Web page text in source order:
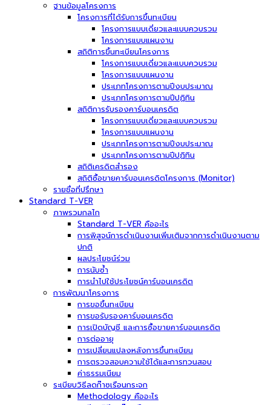
ฐานข้อมูลโครงการ
โครงการที่ได้รับการขึ้นทะเบียน
โครงการแบบเดี่ยวและแบบควบรวม
โครงการแบบแผนงาน
สถิติการขึ้นทะเบียนโครงการ
โครงการแบบเดี่ยวและแบบควบรวม
โครงการแบบแผนงาน
ประเภทโครงการตามปีงบประมาณ
ประเภทโครงการตามปีปฏิทิน
สถิติการรับรองคาร์บอนเครดิต
โครงการแบบเดี่ยวและแบบควบรวม
โครงการแบบแผนงาน
ประเภทโครงการตามปีงบประมาณ
ประเภทโครงการตามปีปฏิทิน
สถิติเครดิตสำรอง
สถิติซื้อขายคาร์บอนเครดิตโครงการ (Monitor)
รายชื่อที่ปรึกษา
Standard T-VER
ภาพรวมกลไก
Standard T-VER คืออะไร
การพิสูจน์การดำเนินงานเพิ่มเติมจากการดำเนินงานตาม
ปกติ
ผลประโยชน์ร่วม
การนับซ้ำ
การนำไปใช้ประโยชน์คาร์บอนเครดิต
การพัฒนาโครงการ
การขอขึ้นทะเบียน
การขอรับรองคาร์บอนเครดิต
การเปิดบัญชี และการซื้อขายคาร์บอนเครดิต
การต่ออายุ
การเปลี่ยนแปลงหลังการขึ้นทะเบียน
การตรวจสอบความใช้ได้และการทวนสอบ
ค่าธรรมเนียม
ระเบียบวิธีลดก๊าซเรือนกระจก
Methodology คืออะไร